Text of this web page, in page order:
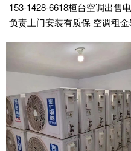
153-1428-6618桓台空调出售
负责上门安装有质保 空调租